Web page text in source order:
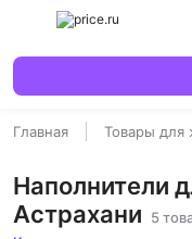
Главная Товары для
Наполнители
Астрахани
5